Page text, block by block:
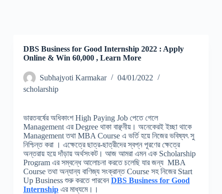
DBS Business for Good Internship 2022 : Apply
Online & Win 60,000 , Learn More
Subhajyoti Karmakar
04/01/2022
scholarship
ভারতবর্ষের অধিকাংশ High Paying Job পেতে গেলে
Management এর Degree থাকা বাঞ্ছনীয়। অনেকেরই ইচ্ছা থাকে
Management তথা MBA Course এ ভর্তি হয়ে নিজের ভবিষ্যৎ সু
নিশ্চিন্ত করা । এক্ষেত্রে ছাত্র-ছাত্রীদের স্বপ্ন পূরণের ক্ষেত্রে
অন্তরায় হয়ে দাঁড়ায় অর্থসংকট। আজ আমরা এমন এক Scholarship
Program এর সম্বন্ধে আলোচনা করতে চলেছি যার জন্য MBA
Course তথা অন্যান্য বাণিজ্য সংক্রান্ত Course সহ নিজের Start
Up Business শুরু করতে পারবেন DBS Business for Good
Internshipএর মাধ্যমে।।